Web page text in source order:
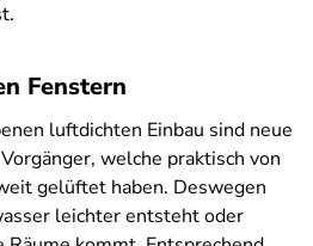
Fenstern
luftdichten Einbau sind neue
welche praktisch von
gelüftet haben. Deswegen
leichter entsteht oder